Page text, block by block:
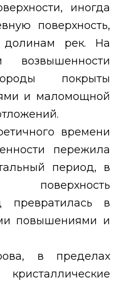
иногда
поверхность,
долинам рек. На
покрыты
и маломощной
времени
пережила
период, в
поверхность
превратилась в
повышениями и
в пределах